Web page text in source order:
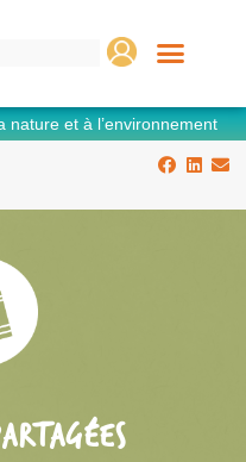
nature et à l’environnement